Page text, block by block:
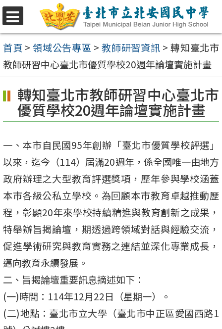
選
單
跳
至
主
要
容
首頁 > 領域公告專區 > 教師研習資訊 > 轉知臺北市
教師研習中心臺北市優質學校20週年論壇實施計畫
轉知臺北市教師研習中心臺北市
優質學校20週年論壇實施計畫
一、本市自民國95年創辦「臺北市優質學校評選」
以來，迄今（114）屆滿20週年，係全國唯一由地方
政府辦理之大型教育評選獎項，歷年參與學校涵蓋
本市各級公私立學校。為回顧本市教育卓越推動歷
程，彰顯20年來學校持續精進與教育創新之成果，
特舉辦旨揭論壇，期透過跨領域對話與經驗交流，
促進學術研究與教育實務之連結並深化專業成長，
邁向教育永續發展。
二、旨揭論壇重要訊息摘述如下：
(一)時間：114年12月22日（星期一）。
(二)地點：臺北市立大學（臺北市中正區愛國西路1